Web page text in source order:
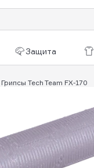
Защита
Грипсы Tech Team FX-170